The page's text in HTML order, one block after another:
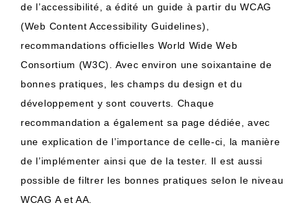
de l’accessibilité, a édité un guide à partir du WCAG
(Web Content Accessibility Guidelines),
recommandations officielles World Wide Web
Consortium (W3C). Avec environ une soixantaine de
bonnes pratiques, les champs du design et du
développement y sont couverts. Chaque
recommandation a également sa page dédiée, avec
une explication de l’importance de celle-ci, la manière
de l’implémenter ainsi que de la tester. Il est aussi
possible de filtrer les bonnes pratiques selon le niveau
WCAG A et AA.